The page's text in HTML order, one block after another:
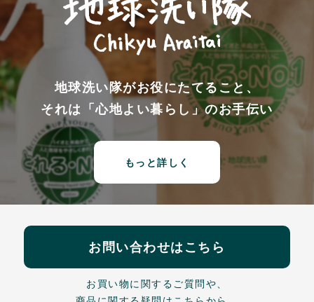
地球洗い隊がお役にたてること、
それは「心地よい暮らし」のお手伝い
もっと詳しく
お問い合わせはこちら
お買い物に関するご質問や、